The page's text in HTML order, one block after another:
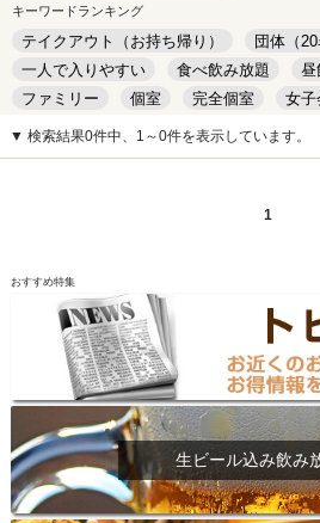
キーワードランキング
テイクアウト（お持ち帰り）
団体（20
一人で入りやすい
食べ飲み放題 昼
ファミリー
個室 完全個室 女子
キッズルーム
安い デート
▼ 検索結果0件中、1～0件を表示しています。
1
おすすめ特集
生ビール込み飲み